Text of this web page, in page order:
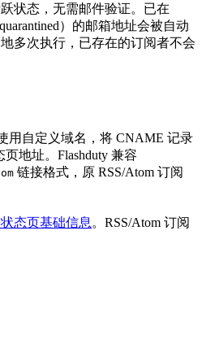
状态，无需邮件验证。已在
）的邮箱地址会被自动
多次执行，已存在的订阅者不会
用自定义域名，将 CNAME 记录
地址。Flashduty 兼容
链接格式，原 RSS/Atom 订阅
态页基础信息 。RSS/Atom 订阅